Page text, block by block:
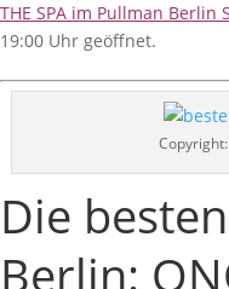
THE SPA im Pullman Berlin
19:00 Uhr geöffnet.
Die
Berlin: